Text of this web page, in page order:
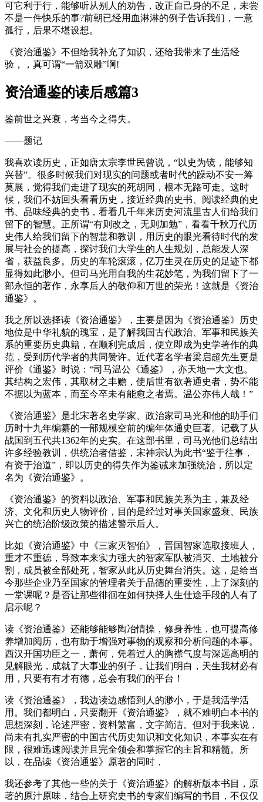
可它利于行，能够听从别人的劝告，改正自己身的不足，未尝
不是一件快乐的事?前朝已经用血淋淋的例子告诉我们，一意
孤行，后果不堪设想。
《资治通鉴》不但给我补充了知识，还给我带来了生活经
验，，真可谓“一箭双雕”啊!
资治通鉴的读后感篇3
鉴前世之兴衰，考当今之得失。
——题记
我喜欢读历史，正如唐太宗李世民曾说，“以史为镜，能够知
兴替”。很多时候我们对现实的问题或者时代的躁动不安一筹
莫展，觉得我们走进了现实的死胡同，根本无路可走。这时
候，我们不妨回头看看历史，接近经典的史书、阅读经典的史
书、品味经典的史书，看看几千年来历史河流里古人们给我们
留下的智慧。正所谓“有则改之，无则加勉”，看看千秋万代历
史伟人给我们留下的智慧和教训，用历史的眼光看待时代的发
展与社会的提高，探讨我们大学生的人生规划，总能发人深
省，获益良多。历史的车轮滚滚，亿万生灵在历史的足迹下都
显得如此渺小。但司马光用自我的生花妙笔，为我们留下了一
部永恒的著作，永享后人的敬仰和万世的荣光！这就是《资治
通鉴》。
我之所以选择读《资治通鉴》，主要是因为《资治通鉴》历史
地位是中华礼貌的瑰宝，是了解我国古代政治、军事和民族关
系的重要历史典籍，在顺利完成后，便立即成为史学著作的典
范，受到历代学者的共同赞许。近代著名学者梁启超先生更是
评价《通鉴》时说：“司马温公《通鉴》，亦天地一大文也。
其结构之宏伟，其取材之丰赡，使后世有欲著通史者，势不能
不据以为蓝本，而至今卒未有能愈之者焉。温公亦伟人哉！”
《资治通鉴》是北宋著名史学家、政治家司马光和他的助手们
历时十九年编纂的一部规模空前的编年体通史巨著。记载了从
战国到五代共1362年的史实。在这部书里，司马光他们总结出
许多经验教训，供统治者借鉴，宋神宗认为此书“鉴于往事，
有资于治道”，即以历史的得失作为鉴诫来加强统治，所以定
名为《资治通鉴》。
《资治通鉴》的资料以政治、军事和民族关系为主，兼及经
济、文化和历史人物评价，目的是经过对事关国家盛衰、民族
兴亡的统治阶级政策的描述警示后人。
比如《资治通鉴》中《三家灭智伯》，晋国智家选取接班人，
重才不重德，导致本来实力强大的智家军队被消灭、土地被分
割，成员被全部处死，智家从此从历史舞台消失。这，是给当
今那些企业乃至国家的管理者关于品德的重要性，上了深刻的
一堂课呢？是否让那些徘徊在如何抉择人生仕途手段的人有了
启示呢？
读《资治通鉴》还能够能够陶冶情操，修身养性，也可提高修
养增加阅历，也有助于增强对事物的观察和分析问题的本事。
西汉开国功臣之一，萧何，凭着过人的胸襟气度与深远高明的
见解眼光，成就了大事业的例子，让我们明白，天生我材必有
用，只要有有才有德，总会有我们的平台！
读《资治通鉴》，我边读边感悟到人的渺小，于是我活学活
用。我们都明白，只要翻开《资治通鉴》，就不难明白本书的
思想深刻，论述严密，资料繁富，文字简洁。但对于我来说，
尚未有扎实严密的中国古代历史知识和文化知识，本事实在有
限，很难迅速阅读并且完全领会和掌握它的主旨和精髓。所
以，在品读《资治通鉴》原著的同时，
我还参考了其他一些的关于《资治通鉴》的解析版本书目，原
著的原汁原味，结合上研究史书的专家们编写的书目，不仅仅